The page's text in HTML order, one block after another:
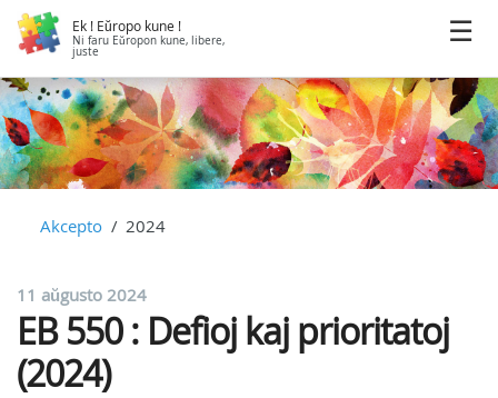
Ek ! Eŭropo kune !
Ni faru Eŭropon kune, libere,
juste
Akcepto 2024
11 aŭgusto 2024
EB 550 : Defioj kaj prioritatoj
(2024)